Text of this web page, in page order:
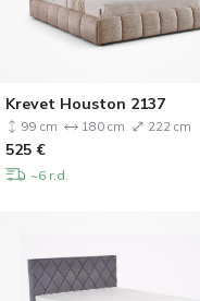
Krevet Houston 2137
99 cm 180 cm 222 cm
525 €
~6 r.d.